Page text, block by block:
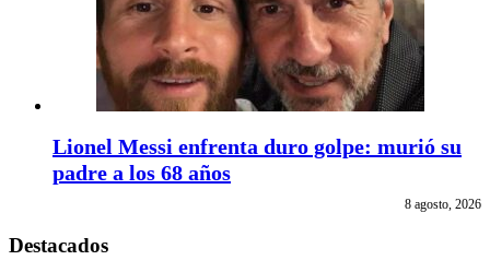
Lionel Messi enfrenta duro golpe: murió su
padre a los 68 años
8 agosto, 2026
Destacados